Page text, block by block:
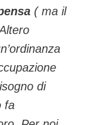
( ma il
di
fa